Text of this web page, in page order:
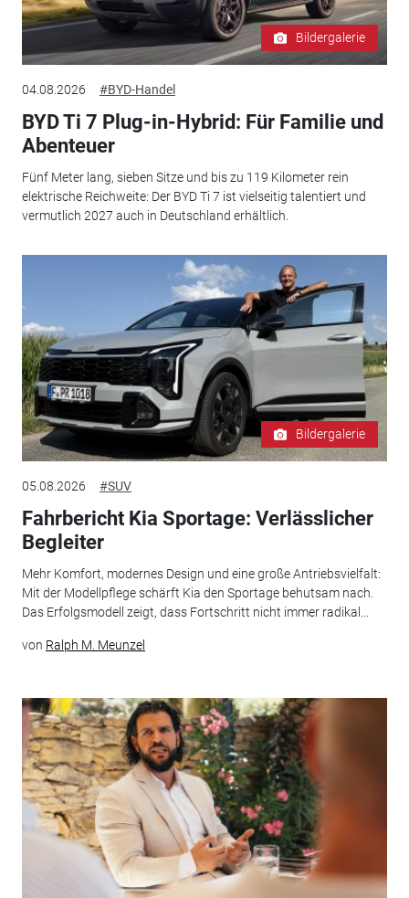
Bildergalerie
04.08.2026 #BYD-Handel
BYD Ti 7 Plug-in-Hybrid: Für Familie und
Abenteuer
Fünf Meter lang, sieben Sitze und bis zu 119 Kilometer rein
elektrische Reichweite: Der BYD Ti 7 ist vielseitig talentiert und
vermutlich 2027 auch in Deutschland erhältlich.
Bildergalerie
05.08.2026 #SUV
Fahrbericht Kia Sportage: Verlässlicher
Begleiter
Mehr Komfort, modernes Design und eine große Antriebsvielfalt:
Mit der Modellpflege schärft Kia den Sportage behutsam nach.
Das Erfolgsmodell zeigt, dass Fortschritt nicht immer radikal...
von Ralph M. Meunzel